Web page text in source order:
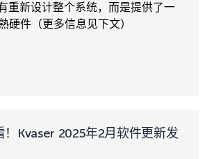
重新设计整个系统，而是提供了一
硬件（更多信息见下文）
！Kvaser 2025年2月软件更新发